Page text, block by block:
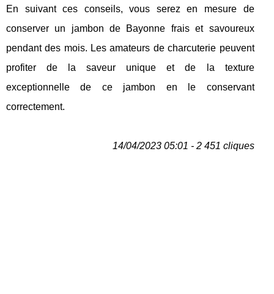
En suivant ces conseils, vous serez en mesure de
conserver un jambon de Bayonne frais et savoureux
pendant des mois. Les amateurs de charcuterie peuvent
profiter de la saveur unique et de la texture
exceptionnelle de ce jambon en le conservant
correctement.
14/04/2023 05:01 - 2 451 cliques